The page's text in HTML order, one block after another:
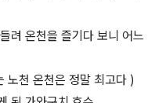
려 온천을 즐기다 보니 어느
노천 온천은 정말 최고다 )